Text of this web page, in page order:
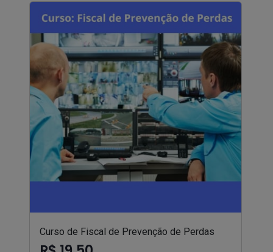
Curso de Fiscal de Prevenção de Perdas